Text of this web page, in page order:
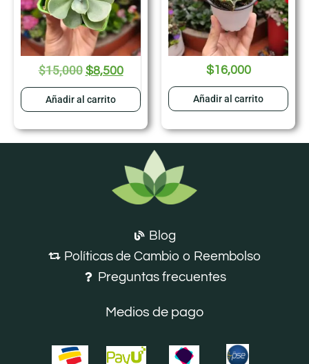
$15,000 $8,500
Añadir al carrito
$16,000
Añadir al carrito
Blog
Políticas de Cambio o Reembolso
Preguntas frecuentes
Medios de pago